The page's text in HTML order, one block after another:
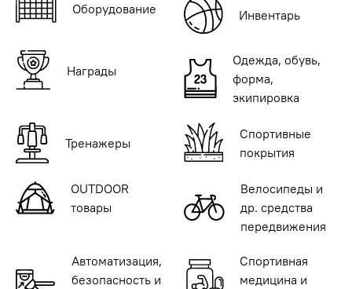
Оборудование Инвентарь
Награды
Одежда, обувь,
форма,
экипировка
Тренажеры
Спортивные
покрытия
OUTDOOR
товары
Велосипеды и
др. средства
передвижения
Автоматизация,
безопасность и
Спортивная
медицина и